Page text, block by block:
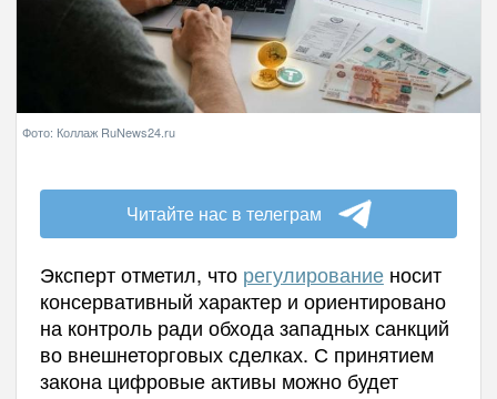
Фото: Коллаж RuNews24.ru
Читайте нас в телеграм
Эксперт отметил, что регулированиеносит
консервативный характер и ориентировано
на контроль ради обхода западных санкций
во внешнеторговых сделках. С принятием
закона цифровые активы можно будет